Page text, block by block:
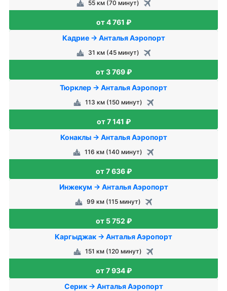
55 км (70 минут)
от 4 761 ₽
Кадрие → Анталья Аэропорт
31 км (45 минут)
от 3 769 ₽
Тюрклер → Анталья Аэропорт
113 км (150 минут)
от 7 141 ₽
Конаклы → Анталья Аэропорт
116 км (140 минут)
от 7 636 ₽
Инжекум → Анталья Аэропорт
99 км (115 минут)
от 5 752 ₽
Каргыджак → Анталья Аэропорт
151 км (120 минут)
от 7 934 ₽
Серик → Анталья Аэропорт